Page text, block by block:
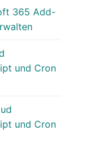
365 Add-
und Cron
und Cron